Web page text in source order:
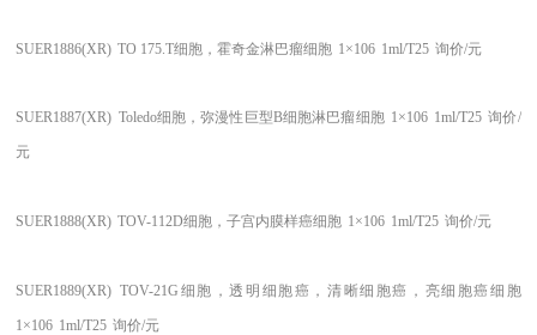
SUER1886(XR) TO 175.T细胞，霍奇金淋巴瘤细胞 1×106 1ml/T25 询价/元
SUER1887(XR) Toledo细胞，弥漫性巨型B细胞淋巴瘤细胞 1×106 1ml/T25 询价/
元
SUER1888(XR) TOV-112D细胞，子宫内膜样癌细胞 1×106 1ml/T25 询价/元
SUER1889(XR) TOV-21G细胞，透明细胞癌，清晰细胞癌，亮细胞癌细胞
1×106 1ml/T25 询价/元